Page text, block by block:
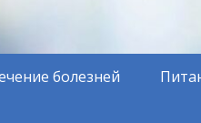
болезней